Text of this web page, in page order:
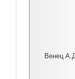
Венец